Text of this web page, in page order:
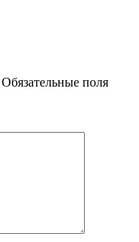
Обязательные поля